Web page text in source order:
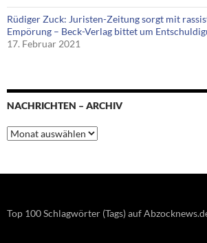
Rüdiger Zuck: Juristen-Zeitung sorgt mit
Empörung – Beck-Verlag bittet um
17. Februar 2021
NACHRICHTEN – ARCHIV
Nachrichten
–
Top 100 Schlagwörter (Tags) auf